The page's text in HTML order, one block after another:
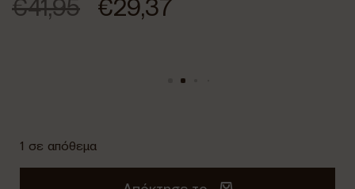
€41,95 €29,37
1 σε απόθεμα